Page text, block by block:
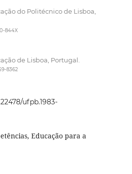
do Politécnico de Lisboa,
844X
de Lisboa, Portugal.
8362
ufpb.1983-
Educação para a